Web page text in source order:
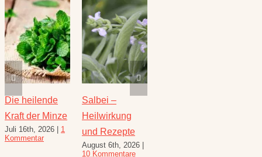
Die heilende
Kraft der Minze
Juli 16th, 2026
1
Kommentar
Salbei –
Heilwirkung
und Rezepte
August 6th, 2026
10 Kommentare